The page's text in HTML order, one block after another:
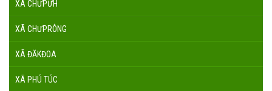
XÃ CHƯPƯH
XÃ CHƯPRÔNG
XÃ ĐĂKĐOA
XÃ PHÚ TÚC